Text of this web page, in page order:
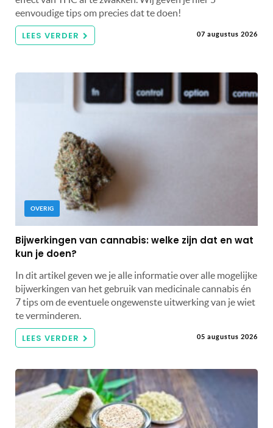
eenvoudige tips om precies dat te doen!
LEES VERDER 07 augustus 2026
OVERIG
Bijwerkingen van cannabis: welke zijn dat en wat
kun je doen?
In dit artikel geven we je alle informatie over alle mogelijke
bijwerkingen van het gebruik van medicinale cannabis én
7 tips om de eventuele ongewenste uitwerking van je wiet
te verminderen.
LEES VERDER 05 augustus 2026